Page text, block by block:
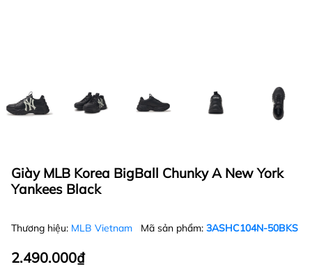
Giày MLB Korea BigBall Chunky A New York
Yankees Black
Thương hiệu: MLB Vietnam Mã sản phẩm: 3ASHC104N-50BKS
2.490.000₫